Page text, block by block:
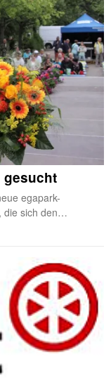
gesucht
egapark-
die sich den…